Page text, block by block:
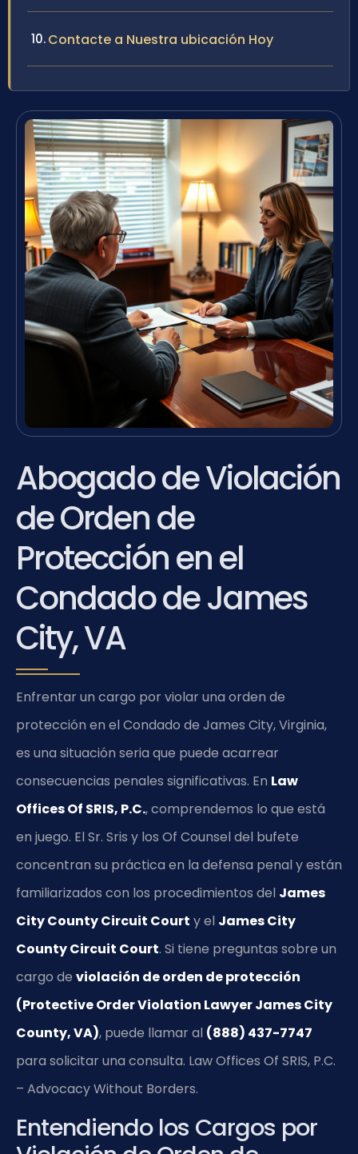
Contacte a Nuestra ubicación Hoy
Abogado de Violación
de Orden de
Protección en el
Condado de James
City, VA
Enfrentar un cargo por violar una orden de
protección en el Condado de James City, Virginia,
es una situación seria que puede acarrear
consecuencias penales significativas. En Law
Offices Of SRIS, P.C., comprendemos lo que está
en juego. El Sr. Sris y los Of Counsel del bufete
concentran su práctica en la defensa penal y están
familiarizados con los procedimientos del James
City County Circuit Court y el James City
County Circuit Court. Si tiene preguntas sobre un
cargo de violación de orden de protección
(Protective Order Violation Lawyer James City
County, VA), puede llamar al (888) 437-7747
para solicitar una consulta. Law Offices Of SRIS, P.C.
– Advocacy Without Borders.
Entendiendo los Cargos por